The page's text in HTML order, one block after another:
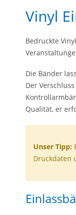
Vinyl
Bedruckte
Die Bänder
Der
Qualität, er
Unser Tipp:
Druckdaten